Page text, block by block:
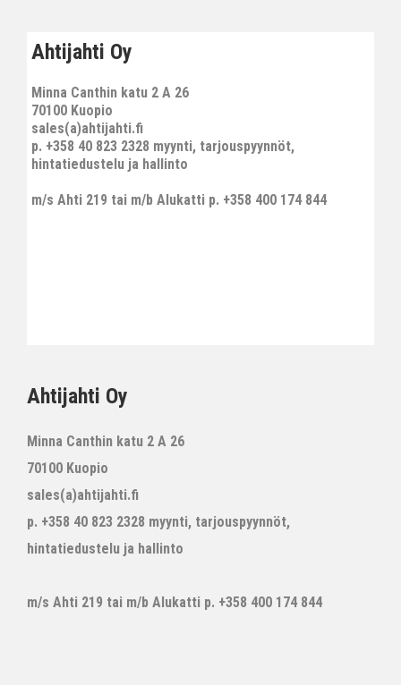
Ahtijahti Oy
Minna Canthin katu 2 A 26
70100 Kuopio
sales(a)ahtijahti.fi
p. +358 40 823 2328 myynti, tarjouspyynnöt,
hintatiedustelu ja hallinto
m/s Ahti 219 tai m/b Alukatti p. +358 400 174 844
Ahtijahti Oy
Minna Canthin katu 2 A 26
70100 Kuopio
sales(a)ahtijahti.fi
p. +358 40 823 2328 myynti, tarjouspyynnöt,
hintatiedustelu ja hallinto
m/s Ahti 219 tai m/b Alukatti p. +358 400 174 844